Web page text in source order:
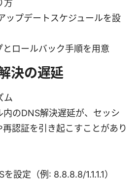
方
ップデートスケジュールを設
とロールバック手順を用意
決の遅延
ム
内のDNS解決遅延が、セッシ
再認証を引き起こすことがあり
設定（例: 8.8.8.8/1.1.1.1）